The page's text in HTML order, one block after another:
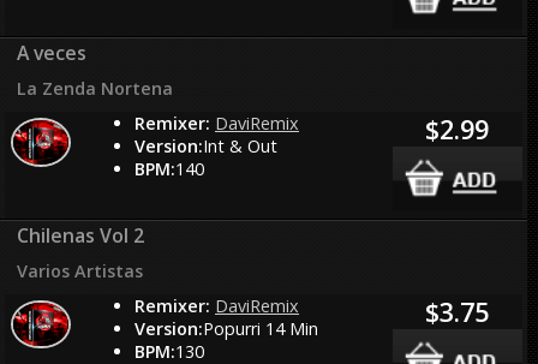
A veces
La Zenda Nortena
Remixer: DaviRemix
Version:Int & Out
BPM:140
$2.99
Chilenas Vol 2
Varios Artistas
Remixer: DaviRemix
Version:Popurri 14 Min
BPM:130
$3.75